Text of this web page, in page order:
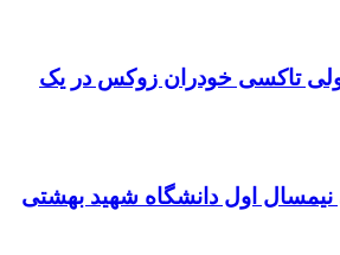
تاکسی خودران زوکس در یک
اول دانشگاه شهید بهشتی